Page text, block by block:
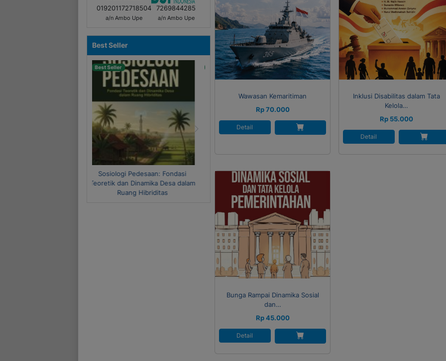
Wawasan Kemaritiman
Rp 70.000
Detail
Inklusi Disabilitas dalam Tata
Kelola…
Rp 55.000
Detail
Bunga Rampai Dinamika Sosial
dan…
Rp 45.000
Detail
019201172718504
a/n Ambo Upe
7269844285
a/n Ambo Upe
Best Seller
Best Seller
Metode Riset Kuantitatif dan
Kualitatif
Previous Next